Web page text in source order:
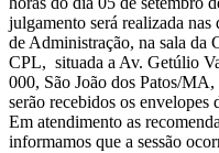
julgamento será realizada
de Administração, na sala da
CPL, situada a Av. Getúlio
000, São João dos Patos/
serão recebidos os envelopes
Em atendimento as
informamos que a sessão